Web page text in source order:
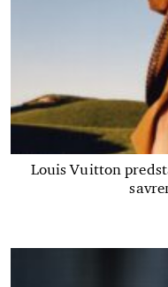
Louis Vuitton